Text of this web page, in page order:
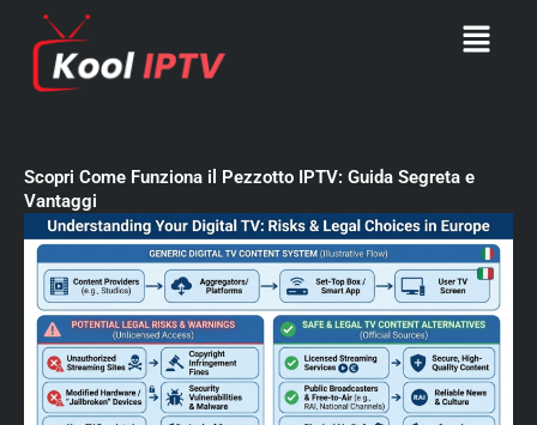
content
Menu
Scopri Come Funziona il Pezzotto IPTV: Guida Segreta e
Vantaggi